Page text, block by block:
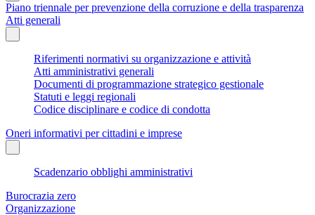
Piano triennale per prevenzione della corruzione e della trasparenza
Atti generali
Riferimenti normativi su organizzazione e attività
Atti amministrativi generali
Documenti di programmazione strategico gestionale
Statuti e leggi regionali
Codice disciplinare e codice di condotta
Oneri informativi per cittadini e imprese
Scadenzario obblighi amministrativi
Burocrazia zero
Organizzazione